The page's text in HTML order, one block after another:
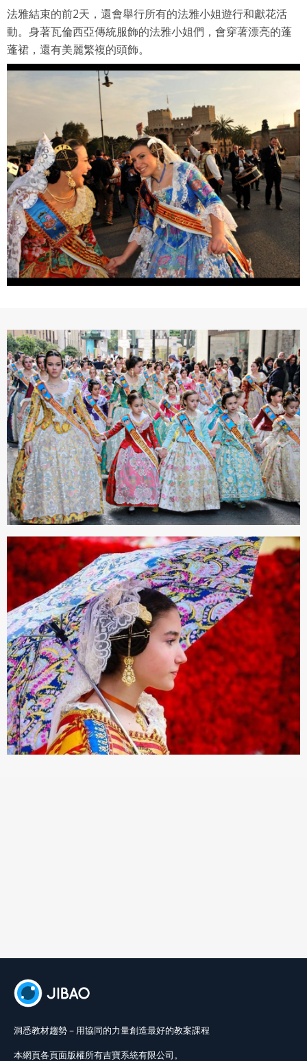
法雅結束的前2天，還會舉行所有的法雅小姐遊行和獻花活
動。身著瓦倫西亞傳統服飾的法雅小姐們，會穿著漂亮的蓬
蓬裙，還有美麗繁複的頭飾。
洞悉教材趨勢－用協同的力量創造最好的教案課程
本網頁各頁面版權所有吉寶系統有限公司。